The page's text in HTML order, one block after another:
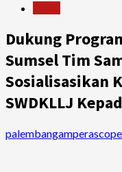
Dukung
Sumsel Tim
Sosialisasikan
SWDKLLJ
palembangamperascope